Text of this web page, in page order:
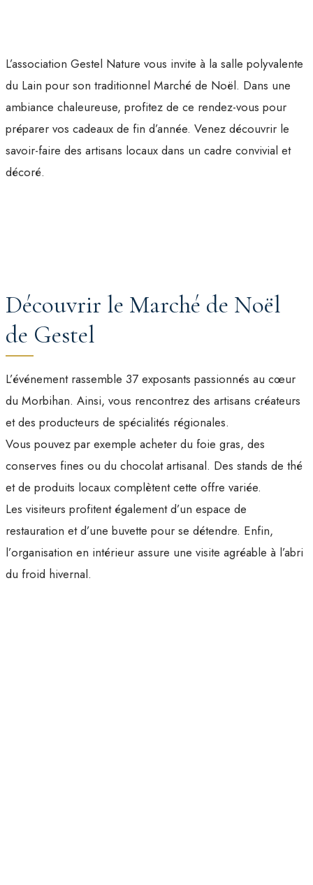
L’association Gestel Nature vous invite à la salle polyvalente
du Lain pour son traditionnel Marché de Noël. Dans une
ambiance chaleureuse, profitez de ce rendez-vous pour
préparer vos cadeaux de fin d’année. Venez découvrir le
savoir-faire des artisans locaux dans un cadre convivial et
décoré.
Découvrir le Marché de Noël
de Gestel
L’événement rassemble 37 exposants passionnés au cœur
du Morbihan. Ainsi, vous rencontrez des artisans créateurs
et des producteurs de spécialités régionales.
Vous pouvez par exemple acheter du foie gras, des
conserves fines ou du chocolat artisanal. Des stands de thé
et de produits locaux complètent cette offre variée.
Les visiteurs profitent également d’un espace de
restauration et d’une buvette pour se détendre. Enfin,
l’organisation en intérieur assure une visite agréable à l’abri
du froid hivernal.